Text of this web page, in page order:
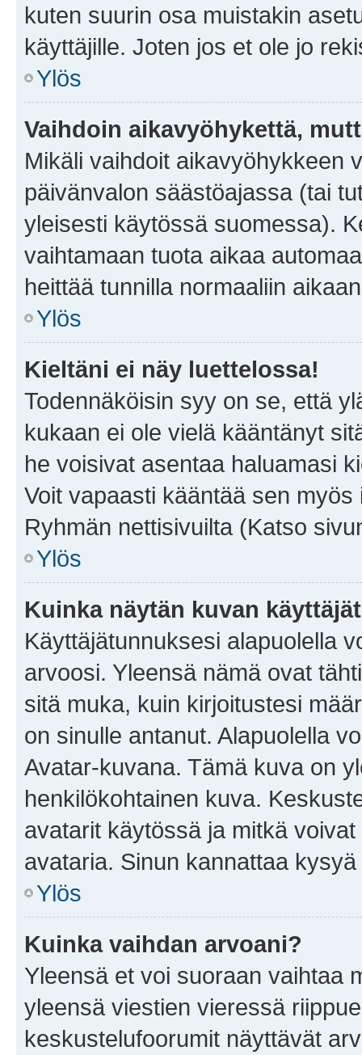
kuten suurin osa muistakin
käyttäjille. Joten jos et ole jo
Ylös
Vaihdoin aikavyöhykettä,
Mikäli vaihdoit aikavyöhykkeen
päivänvalon säästöajassa (tai
yleisesti käytössä suomessa).
vaihtamaan tuota aikaa
heittää tunnilla normaaliin
Ylös
Kieltäni ei näy luettelossa!
Todennäköisin syy on se, että
kukaan ei ole vielä kääntänyt
he voisivat asentaa haluamasi
Voit vapaasti kääntää sen
Ryhmän nettisivuilta (Katso
Ylös
Kuinka näytän kuvan
Käyttäjätunnuksesi alapuolella
arvoosi. Yleensä nämä ovat
sitä muka, kuin kirjoitustesi
on sinulle antanut. Alapuolella
Avatar-kuvana. Tämä kuva on
henkilökohtainen kuva.
avatarit käytössä ja mitkä
avataria. Sinun kannattaa
Ylös
Kuinka vaihdan arvoani?
Yleensä et voi suoraan vaihtaa
yleensä viestien vieressä
keskustelufoorumit näyttävät